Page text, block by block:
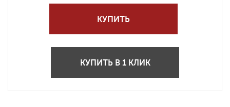
КУПИТЬ
КУПИТЬ В 1 КЛИК